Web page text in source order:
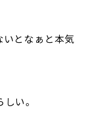
いとなぁと本気
い。